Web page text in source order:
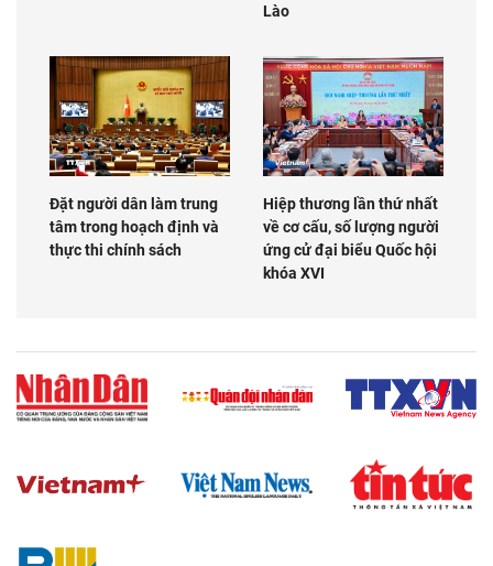
Lào
Đặt người dân làm trung
tâm trong hoạch định và
thực thi chính sách
Hiệp thương lần thứ nhất
về cơ cấu, số lượng người
ứng cử đại biểu Quốc hội
khóa XVI